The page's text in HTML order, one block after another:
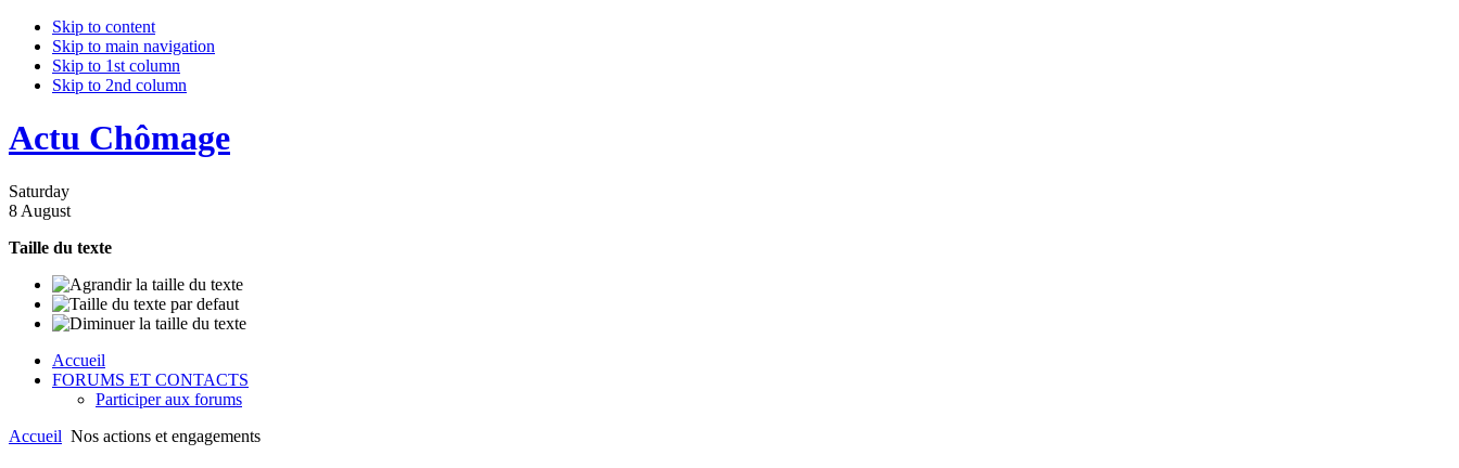
Skip to content
Skip to main navigation
Skip to 1st column
Skip to 2nd column
Actu Chômage
Saturday
8 August
Taille du texte
Accueil
FORUMS ET CONTACTS
Participer aux forums
Accueil Nos actions et engagements